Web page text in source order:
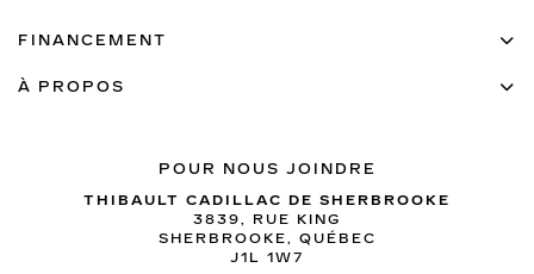
POUR NOUS JOINDRE
THIBAULT CADILLAC DE SHERBROOKE
3839, RUE KING
SHERBROOKE, QUÉBEC
J1L 1W7
FINANCEMENT
À PROPOS